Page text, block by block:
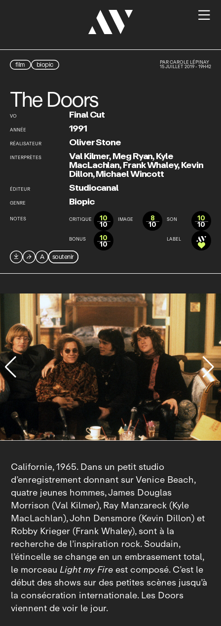

film biopic PARCAROLE LÉPINAY
15 JUILLET 2019 - 19H42
The Doors
VO Final Cut
ANNÉE 1991
RÉALISATEUR Oliver Stone
INTERPRÈTES Val Kilmer,Meg Ryan,Kyle
MacLachlan,Frank Whaley,Kevin
Dillon,Michael Wincott
ÉDITEUR Studiocanal
GENRE Biopic
NOTES CRITIQUE 10
10
IMAGE 8
10
SON 10
10
BONUS 10
10
LABEL
 ⮫ A soutenir
Californie, 1965. Dans un petit studio
d’enregistrement donnant sur Venice Beach,
quatre jeunes hommes, James Douglas
Morrison (Val Kilmer), Ray Manzareck (Kyle
MacLachlan), John Densmore (Kevin Dillon) et
Robby Krieger (Frank Whaley), sont à la
recherche de l’inspiration rock. Soudain,
l’étincelle se change en un embrasement total,
le morceauLight my Fire est composé. C’est le
début des shows sur des petites scènes jusqu’à
la consécration internationale. Les Doors
viennent de voir le jour.